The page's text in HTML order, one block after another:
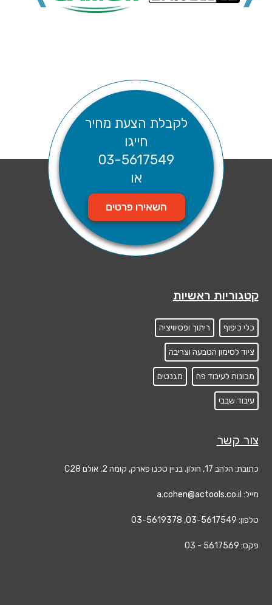
לקבלת הצעת מחיר
חייגו
03-5617549
או
השאירו פרטים
קטגוריות ראשיות
כלי כיפוף ריתוך ופסיוויציה
ציוד לסימון הטבעה וצריבה
מכונות לעיבוד פח מגנטים
עיבוד שבבי
צור קשר
כתובת: הלהב 17, חולון. בניין טכנו פארק, קומה 2, אולם C28
מייל: a.cohen@actools.co.il
טלפון: 03-5617549
,
03-5619378
פקס: 5617569 - 03